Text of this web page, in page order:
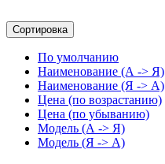
Сортировка
По умолчанию
Наименование (А -> Я)
Наименование (Я -> А)
Цена (по возрастанию)
Цена (по убыванию)
Модель (А -> Я)
Модель (Я -> А)